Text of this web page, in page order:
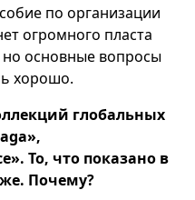
по организации
огромного пласта
основные вопросы
хорошо.
глобальных
То, что показано в
Почему?